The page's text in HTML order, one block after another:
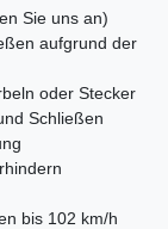
Sie uns an)
aufgrund der
oder Stecker
Schließen
bis 102 km/h